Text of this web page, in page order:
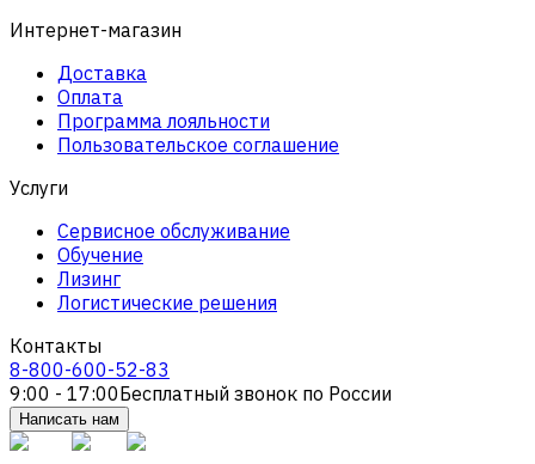
Интернет-магазин
Доставка
Оплата
Программа лояльности
Пользовательское соглашение
Услуги
Сервисное обслуживание
Обучение
Лизинг
Логистические решения
Контакты
8-800-600-52-83
9:00 - 17:00Бесплатный звонок по России
Написать нам